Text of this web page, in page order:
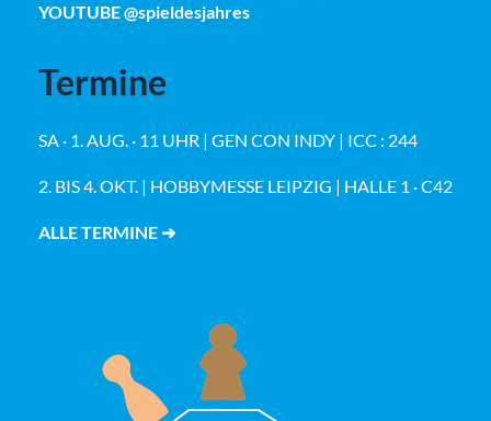
YOUTUBE @spieldesjahres
Termine
SA · 1. AUG. · 11 UHR | GEN CON INDY | ICC : 244
2. BIS 4. OKT. | HOBBYMESSE LEIPZIG | HALLE 1 · C42
ALLE TERMINE ➜